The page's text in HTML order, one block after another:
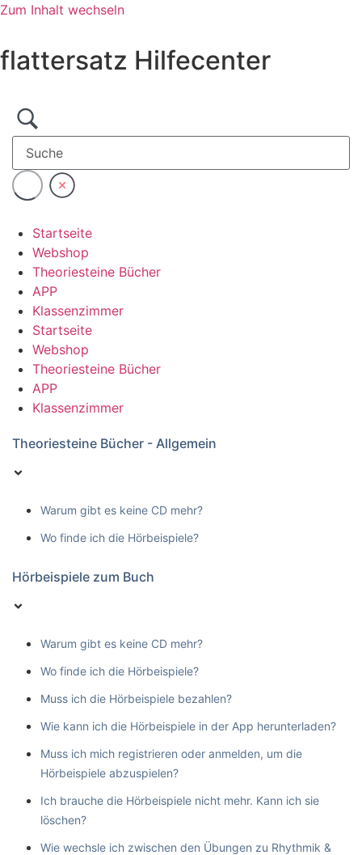
Zum Inhalt wechseln
flattersatz Hilfecenter
Startseite
Webshop
Theoriesteine Bücher
APP
Klassenzimmer
Startseite
Webshop
Theoriesteine Bücher
APP
Klassenzimmer
Theoriesteine Bücher - Allgemein
Warum gibt es keine CD mehr?
Wo finde ich die Hörbeispiele?
Hörbeispiele zum Buch
Warum gibt es keine CD mehr?
Wo finde ich die Hörbeispiele?
Muss ich die Hörbeispiele bezahlen?
Wie kann ich die Hörbeispiele in der App herunterladen?
Muss ich mich registrieren oder anmelden, um die
Hörbeispiele abzuspielen?
Ich brauche die Hörbeispiele nicht mehr. Kann ich sie
löschen?
Wie wechsle ich zwischen den Übungen zu Rhythmik &